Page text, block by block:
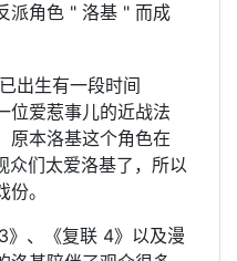
派角色 " 洛基 " 而成
位爱惹事儿的近战法
原本洛基这个角色在
众们太爱洛基了，所以
。
》、《复联 4》以及漫